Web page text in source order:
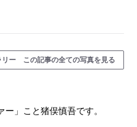
リー この記事の全ての写真を見る
」こと猪俣慎吾です。